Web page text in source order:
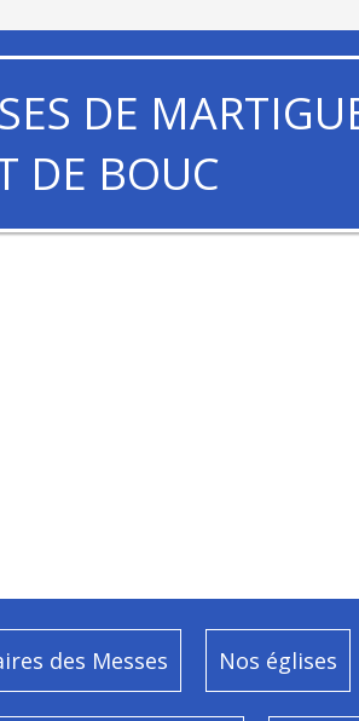
DE
DE BOUC
des Messes Nos églises